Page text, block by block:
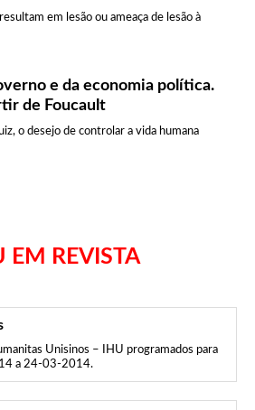
em lesão ou ameaça de lesão à
e da economia política.
de Foucault
o desejo de controlar a vida humana
EM REVISTA
Unisinos – IHU programados para
a 24-03-2014.